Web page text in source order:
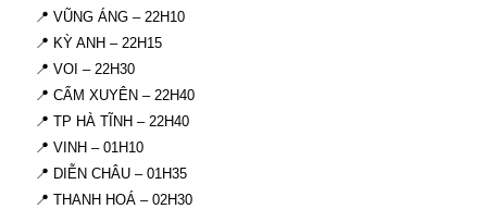
📍 VŨNG ÁNG – 22H10
📍 KỲ ANH – 22H15
📍 VOI – 22H30
📍 CẨM XUYÊN – 22H40
📍 TP HÀ TĨNH – 22H40
📍 VINH – 01H10
📍 DIỄN CHÂU – 01H35
📍 THANH HOÁ – 02H30